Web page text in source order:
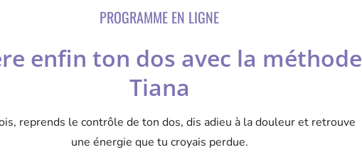
PROGRAMME EN LIGNE
enfin ton dos avec la méthode
Tiana
reprends le contrôle de ton dos, dis adieu à la douleur et retrouve
une énergie que tu croyais perdue.